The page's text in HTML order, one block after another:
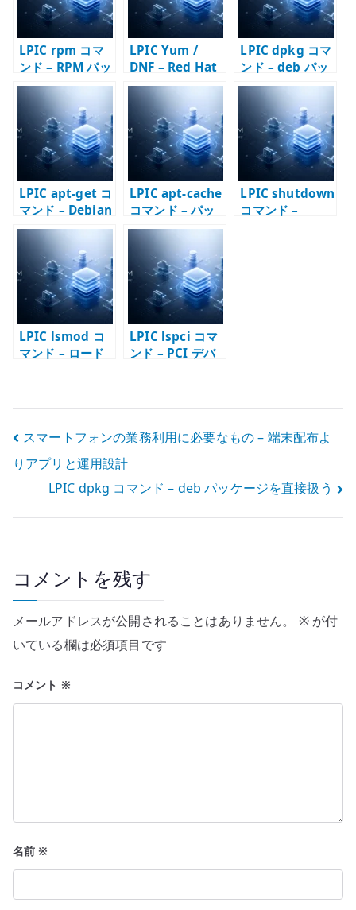
LPIC rpm コマ
ンド – RPM パッ
ケージを直接扱
LPIC Yum /
DNF – Red Hat
系パッケージ管
理の基本
LPIC dpkg コマ
ンド – deb パッ
ケージを直接扱
LPIC apt-get コ
マンド – Debian
系パッケージ管
理の基本
LPIC apt-cache
コマンド – パッ
ケージ情報を検
索・確認する
LPIC shutdown
コマンド –
LPIC lsmod コ
マンド – ロード
LPIC lspci コマ
ンド – PCI デバ
投
稿
ゲ
ー
シ
ン
スマートフォンの業務利用に必要なもの – 端末配布よ
りアプリと運用設計
LPIC dpkg コマンド – deb パッケージを直接扱う
コメントを残す
メールアドレスが公開されることはありません。 ※が付
いている欄は必須項目です
コメント ※
名前※